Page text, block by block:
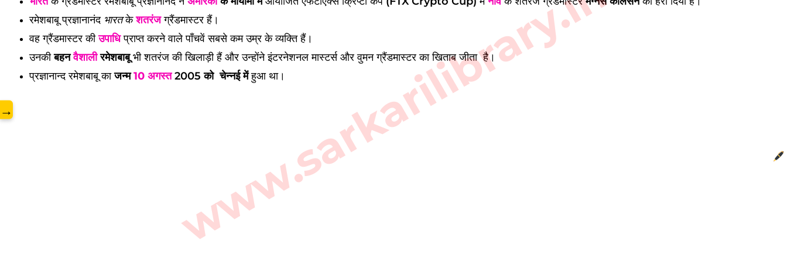
रमेशबाबू प्रज्ञानानंद भारतकेशतरंजग्रैंडमास्टर हैं।
वह ग्रैंडमास्टर कीउपाधिप्राप्त करने वाले पाँचवें सबसे कम उम्र के व्यक्ति हैं।
उनकीबहनवैशालीरमेशबाबूभी शतरंज की खिलाड़ी हैं और उन्होंने इंटरनेशनल मास्टर्स और वुमन ग्रैंडमास्टर का खिताब जीता है।
प्रज्ञानान्द रमेशबाबू काजन्म10 अगस्त2005 को चेन्नई मेंहुआ था।
www.sarkarilibrary.in
→